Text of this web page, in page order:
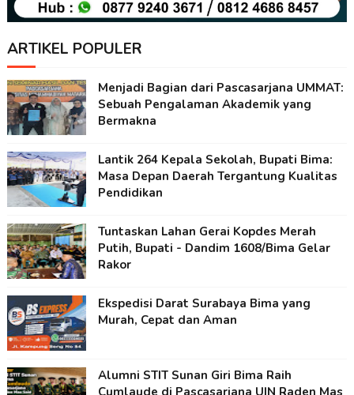
ARTIKEL POPULER
Menjadi Bagian dari Pascasarjana UMMAT:
Sebuah Pengalaman Akademik yang
Bermakna
Lantik 264 Kepala Sekolah, Bupati Bima:
Masa Depan Daerah Tergantung Kualitas
Pendidikan
Tuntaskan Lahan Gerai Kopdes Merah
Putih, Bupati - Dandim 1608/Bima Gelar
Rakor
Ekspedisi Darat Surabaya Bima yang
Murah, Cepat dan Aman
Alumni STIT Sunan Giri Bima Raih